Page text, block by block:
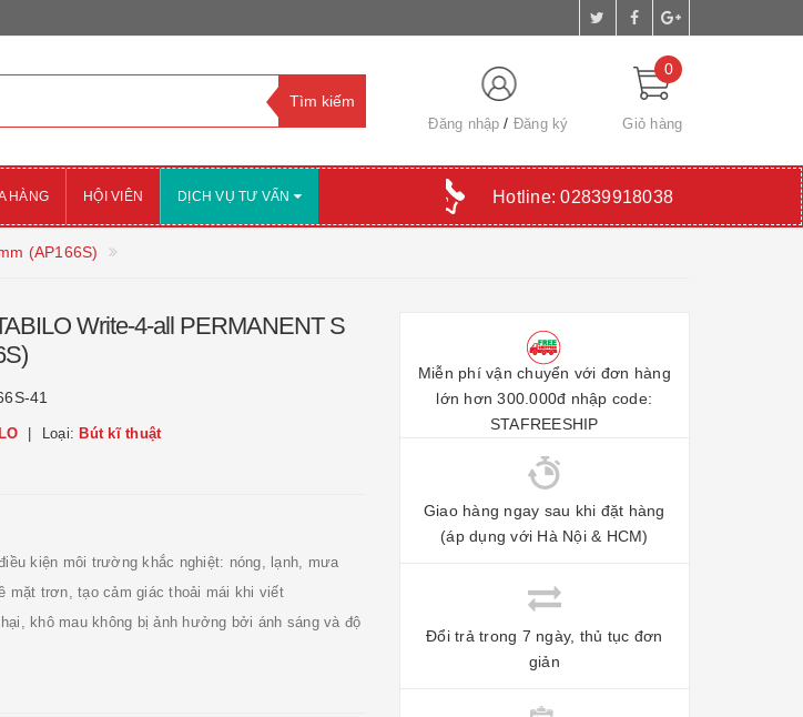
Đăng nhập Đăng ký
0
Giỏ hàng
HÀNG HỘI VIÊN DỊCH VỤ TƯ VẤN Hotline:02839918038
(AP166S)
Write-4-all PERMANENT S
41
Loại: Bút kĩ thuật
kiện môi trường khắc nghiệt: nóng, lạnh, mưa
mặt trơn, tạo cảm giác thoải mái khi viết
khô mau không bị ảnh hưởng bởi ánh sáng và độ
Miễn phí vận chuyển với đơn hàng
lớn hơn 300.000đ nhập code:
STAFREESHIP
Giao hàng ngay sau khi đặt hàng
(áp dụng với Hà Nội & HCM)
Đổi trả trong 7 ngày, thủ tục đơn
giản